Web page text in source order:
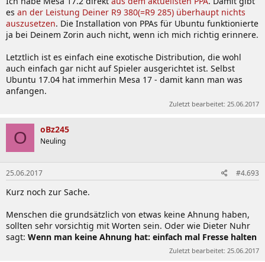
es an der Leistung Deiner R9 380(=R9 285) überhaupt nichts
auszusetzen. Die Installation von PPAs für Ubuntu funktionierte
ja bei Deinem Zorin auch nicht, wenn ich mich richtig erinnere.
Letztlich ist es einfach eine exotische Distribution, die wohl
auch einfach gar nicht auf Spieler ausgerichtet ist. Selbst
Ubuntu 17.04 hat immerhin Mesa 17 - damit kann man was
anfangen.
Zuletzt bearbeitet: 25.06.2017
O oBz245
Neuling
25.06.2017 #4.693
Kurz noch zur Sache.
Menschen die grundsätzlich von etwas keine Ahnung haben,
sollten sehr vorsichtig mit Worten sein. Oder wie Dieter Nuhr
sagt: Wenn man keine Ahnung hat: einfach mal Fresse halten
Zuletzt bearbeitet: 25.06.2017